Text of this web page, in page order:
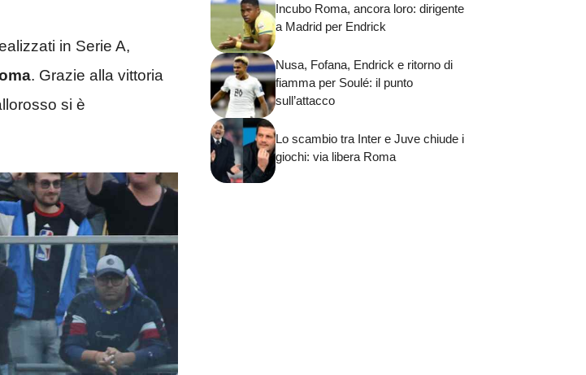
in Serie A,
. Grazie alla vittoria
si è
Incubo Roma, ancora loro: dirigente
a Madrid per Endrick
Nusa, Fofana, Endrick e ritorno di
fiamma per Soulé: il punto
sull’attacco
Lo scambio tra Inter e Juve chiude i
giochi: via libera Roma